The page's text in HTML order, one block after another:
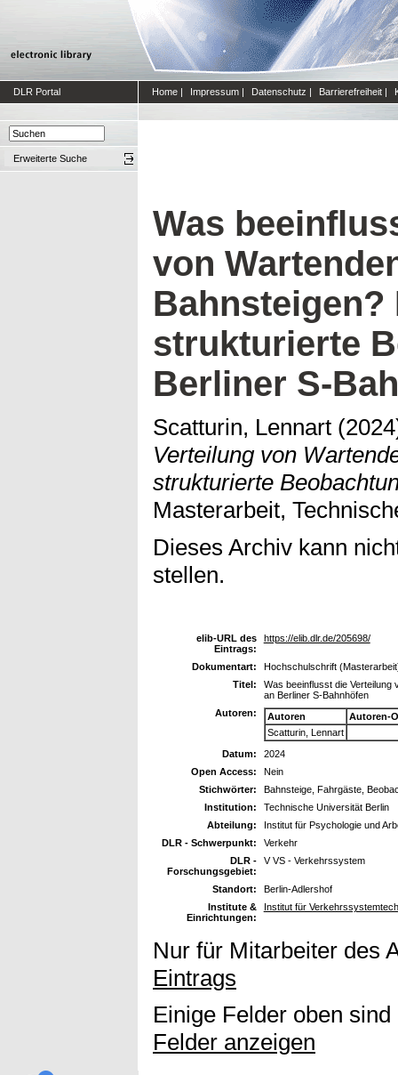
DLR Portal Home | Impressum | Datenschutz | Barrierefreiheit |
Erweiterte Suche
Was
von
Bahnsteigen?
strukturierte
Berliner S-
Scatturin, Lennart
Verteilung von
strukturierte
Masterarbeit,
Dieses Archiv kann
stellen.
elib-URL des
Eintrags:
https://elib.dlr.de/205698/
Dokumentart:
Hochschulschrift
Titel:
Was beeinflusst die Verteilung
an Berliner S-Bahnhöfen
Autoren:
Autoren
Autoren-
Scatturin, Lennart
Datum:
2024
Open Access:
Nein
Stichwörter:
Bahnsteige, Fahrgäste,
Institution:
Technische Universität Berlin
Abteilung:
Institut für Psychologie und
DLR - Schwerpunkt:
Verkehr
DLR -
Forschungsgebiet:
V VS - Verkehrssystem
Standort:
Berlin-Adlershof
Institute &
Einrichtungen:
Institut für
Nur für Mitarbeiter des
Eintrags
Einige Felder oben
Felder anzeigen